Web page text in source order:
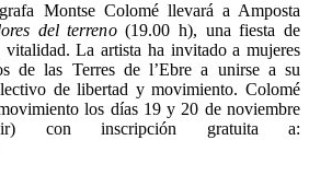
Montse Colomé llevará a Amposta
del terreno(19.00 h), una fiesta de
vitalidad. La artista ha invitado a mujeres
de las Terres de l’Ebre a unirse a su
de libertad y movimiento. Colomé
los días 19 y 20 de noviembre
con inscripción gratuita a: